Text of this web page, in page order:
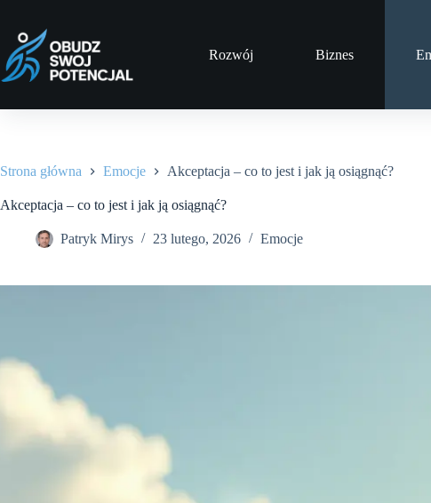
treści
Rozwój
Biznes
Strona główna Emocje Akceptacja – co to jest i jak ją osiągnąć?
Akceptacja – co to jest i jak ją osiągnąć?
Patryk Mirys 23 lutego, 2026 Emocje